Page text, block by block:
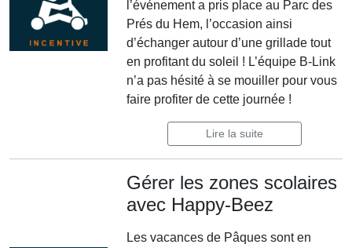
l’événement a pris place au Parc des
Prés du Hem, l’occasion ainsi
d’échanger autour d’une grillade tout
en profitant du soleil ! L’équipe B-Link
n’a pas hésité à se mouiller pour vous
faire profiter de cette journée !
Lire la suite
Gérer les zones scolaires
avec Happy-Beez
Les vacances de Pâques sont en